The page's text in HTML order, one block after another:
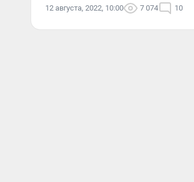
12 августа, 2022, 10:00 7 074 10